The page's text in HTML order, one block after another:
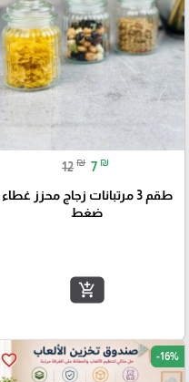
12 ₪ 7 ₪
طقم 3 مرتبانات زجاج محزز غطاء
ضغط
add_shopping_cart
favorite_border -16%